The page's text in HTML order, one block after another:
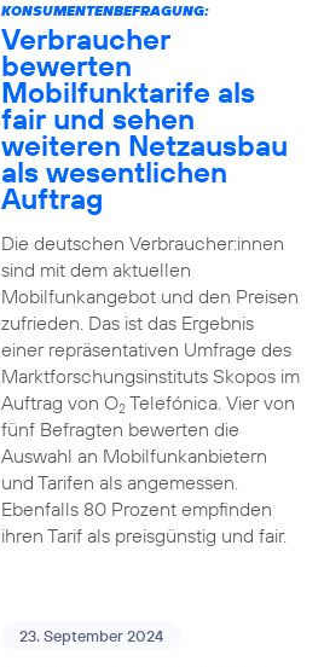
KONSUMENTENBEFRAGUNG:
Verbraucher
bewerten
Mobilfunktarife als
fair und sehen
weiteren Netzausbau
als wesentlichen
Auftrag
Die deutschen Verbraucher:innen
sind mit dem aktuellen
Mobilfunkangebot und den Preisen
zufrieden. Das ist das Ergebnis
einer repräsentativen Umfrage des
Marktforschungsinstituts Skopos im
Auftrag von O2Telefónica. Vier von
fünf Befragten bewerten die
Auswahl an Mobilfunkanbietern
und Tarifen als angemessen.
Ebenfalls 80 Prozent empfinden
ihren Tarif als preisgünstig und fair.
23. September 2024